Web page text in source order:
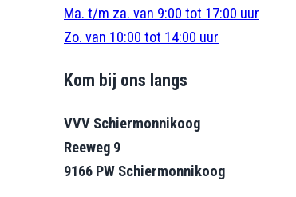
Ma. t/m za. van 9:00 tot 17:00 uur
Zo. van 10:00 tot 14:00 uur
Kom bij ons langs
VVV Schiermonnikoog
Reeweg 9
9166 PW Schiermonnikoog